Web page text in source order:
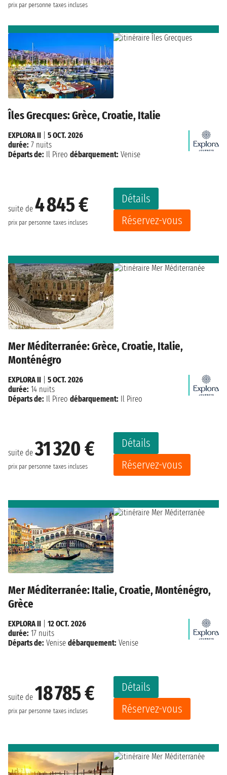
prix par personne taxes incluses
Îles Grecques: Grèce, Croatie, Italie
suite de 4 845 €
prix par personne taxes incluses
Détails
Réservez-vous
EXPLORA II
5 OCT. 2026
durée: 7 nuits
Départs de: Il Pireo débarquement: Venise
Mer Méditerranée: Grèce, Croatie, Italie,
Monténégro
suite de31 320 €
prix par personne taxes incluses
Détails
Réservez-vous
EXPLORA II
5 OCT. 2026
durée: 14 nuits
Départs de: Il Pireo débarquement: Il Pireo
Mer Méditerranée: Italie, Croatie, Monténégro,
Grèce
suite de 18 785 €
prix par personne taxes incluses
Détails
Réservez-vous
EXPLORA II
12 OCT. 2026
durée: 17 nuits
Départs de: Venise débarquement: Venise